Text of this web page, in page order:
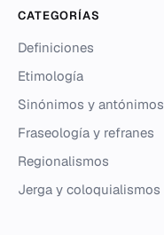
CATEGORÍAS
Definiciones
Etimología
Sinónimos y antónimos
Fraseología y refranes
Regionalismos
Jerga y coloquialismos